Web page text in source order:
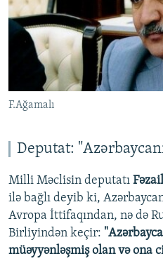
F.Ağamalı
Deputat:
Milli Məclisin deputatı
ilə bağlı deyib ki,
Avropa İttifaqından, nə də
Birliyindən keçir:
müəyyənləşmiş olan və ona